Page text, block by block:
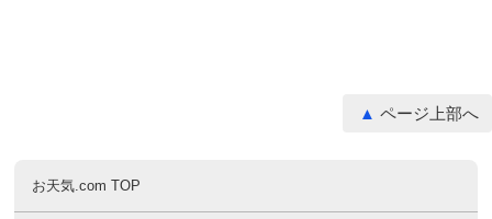
ページ上部へ
お天気.com TOP